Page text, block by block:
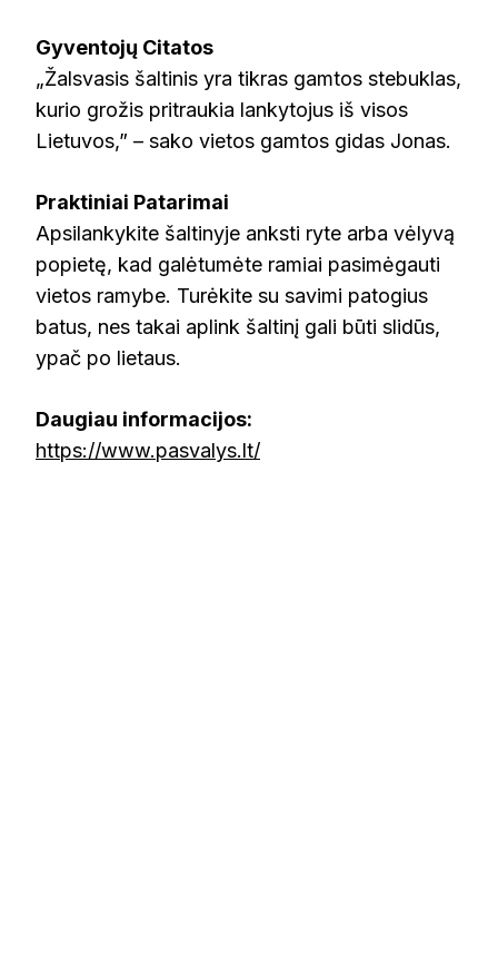
Gyventojų Citatos
„Žalsvasis šaltinis yra tikras gamtos stebuklas,
kurio grožis pritraukia lankytojus iš visos
Lietuvos,” – sako vietos gamtos gidas Jonas.
Praktiniai Patarimai
Apsilankykite šaltinyje anksti ryte arba vėlyvą
popietę, kad galėtumėte ramiai pasimėgauti
vietos ramybe. Turėkite su savimi patogius
batus, nes takai aplink šaltinį gali būti slidūs,
ypač po lietaus.
Daugiau informacijos:
https://www.pasvalys.lt/